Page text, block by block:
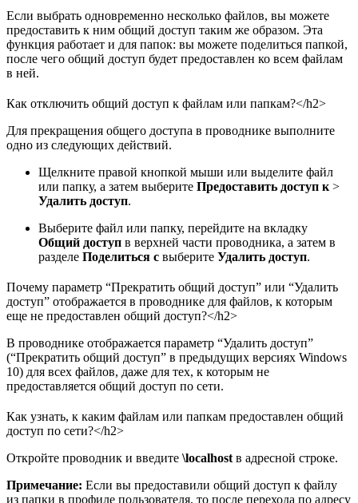
Если выбрать одновременно несколько файлов, вы можете
предоставить к ним общий доступ таким же образом. Эта
функция работает и для папок: вы можете поделиться папкой,
после чего общий доступ будет предоставлен ко всем файлам
в ней.
Как отключить общий доступ к файлам или папкам?</h2>
Для прекращения общего доступа в проводнике выполните
одно из следующих действий.
Щелкните правой кнопкой мыши или выделите файл
или папку, а затем выберите Предоставить доступ к >
Удалить доступ.
Выберите файл или папку, перейдите на вкладку
Общий доступ в верхней части проводника, а затем в
разделе Поделиться с выберите Удалить доступ.
Почему параметр “Прекратить общий доступ” или “Удалить
доступ” отображается в проводнике для файлов, к которым
еще не предоставлен общий доступ?</h2>
В проводнике отображается параметр “Удалить доступ”
(“Прекратить общий доступ” в предыдущих версиях Windows
10) для всех файлов, даже для тех, к которым не
предоставляется общий доступ по сети.
Как узнать, к каким файлам или папкам предоставлен общий
доступ по сети?</h2>
Откройте проводник и введите \localhost в адресной строке.
Примечание: Если вы предоставили общий доступ к файлу
из папки в профиле пользователя, то после перехода по адресу